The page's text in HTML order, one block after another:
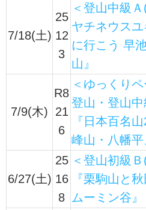
7/18(土)
25
12
3
＜登山中級
ヤチネウス
に行こう 早
山』
7/9(木)
R8
21
6
＜ゆっくり
登山・登山中
『日本百名
峰山・八幡平
6/27(土)
25
16
8
＜登山初級
『栗駒山と
ムーミン谷』